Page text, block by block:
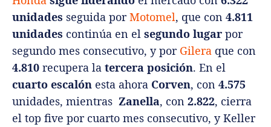
unidades seguida porMotomel, que con 4.811
unidades continúa en el segundo lugar por
segundo mes consecutivo, y por Gilera que con
4.810 recupera la tercera posición. En el
cuarto escalón esta ahora Corven, con 4.575
unidades, mientras Zanella, con 2.822, cierra
el top five por cuarto mes consecutivo, y Keller